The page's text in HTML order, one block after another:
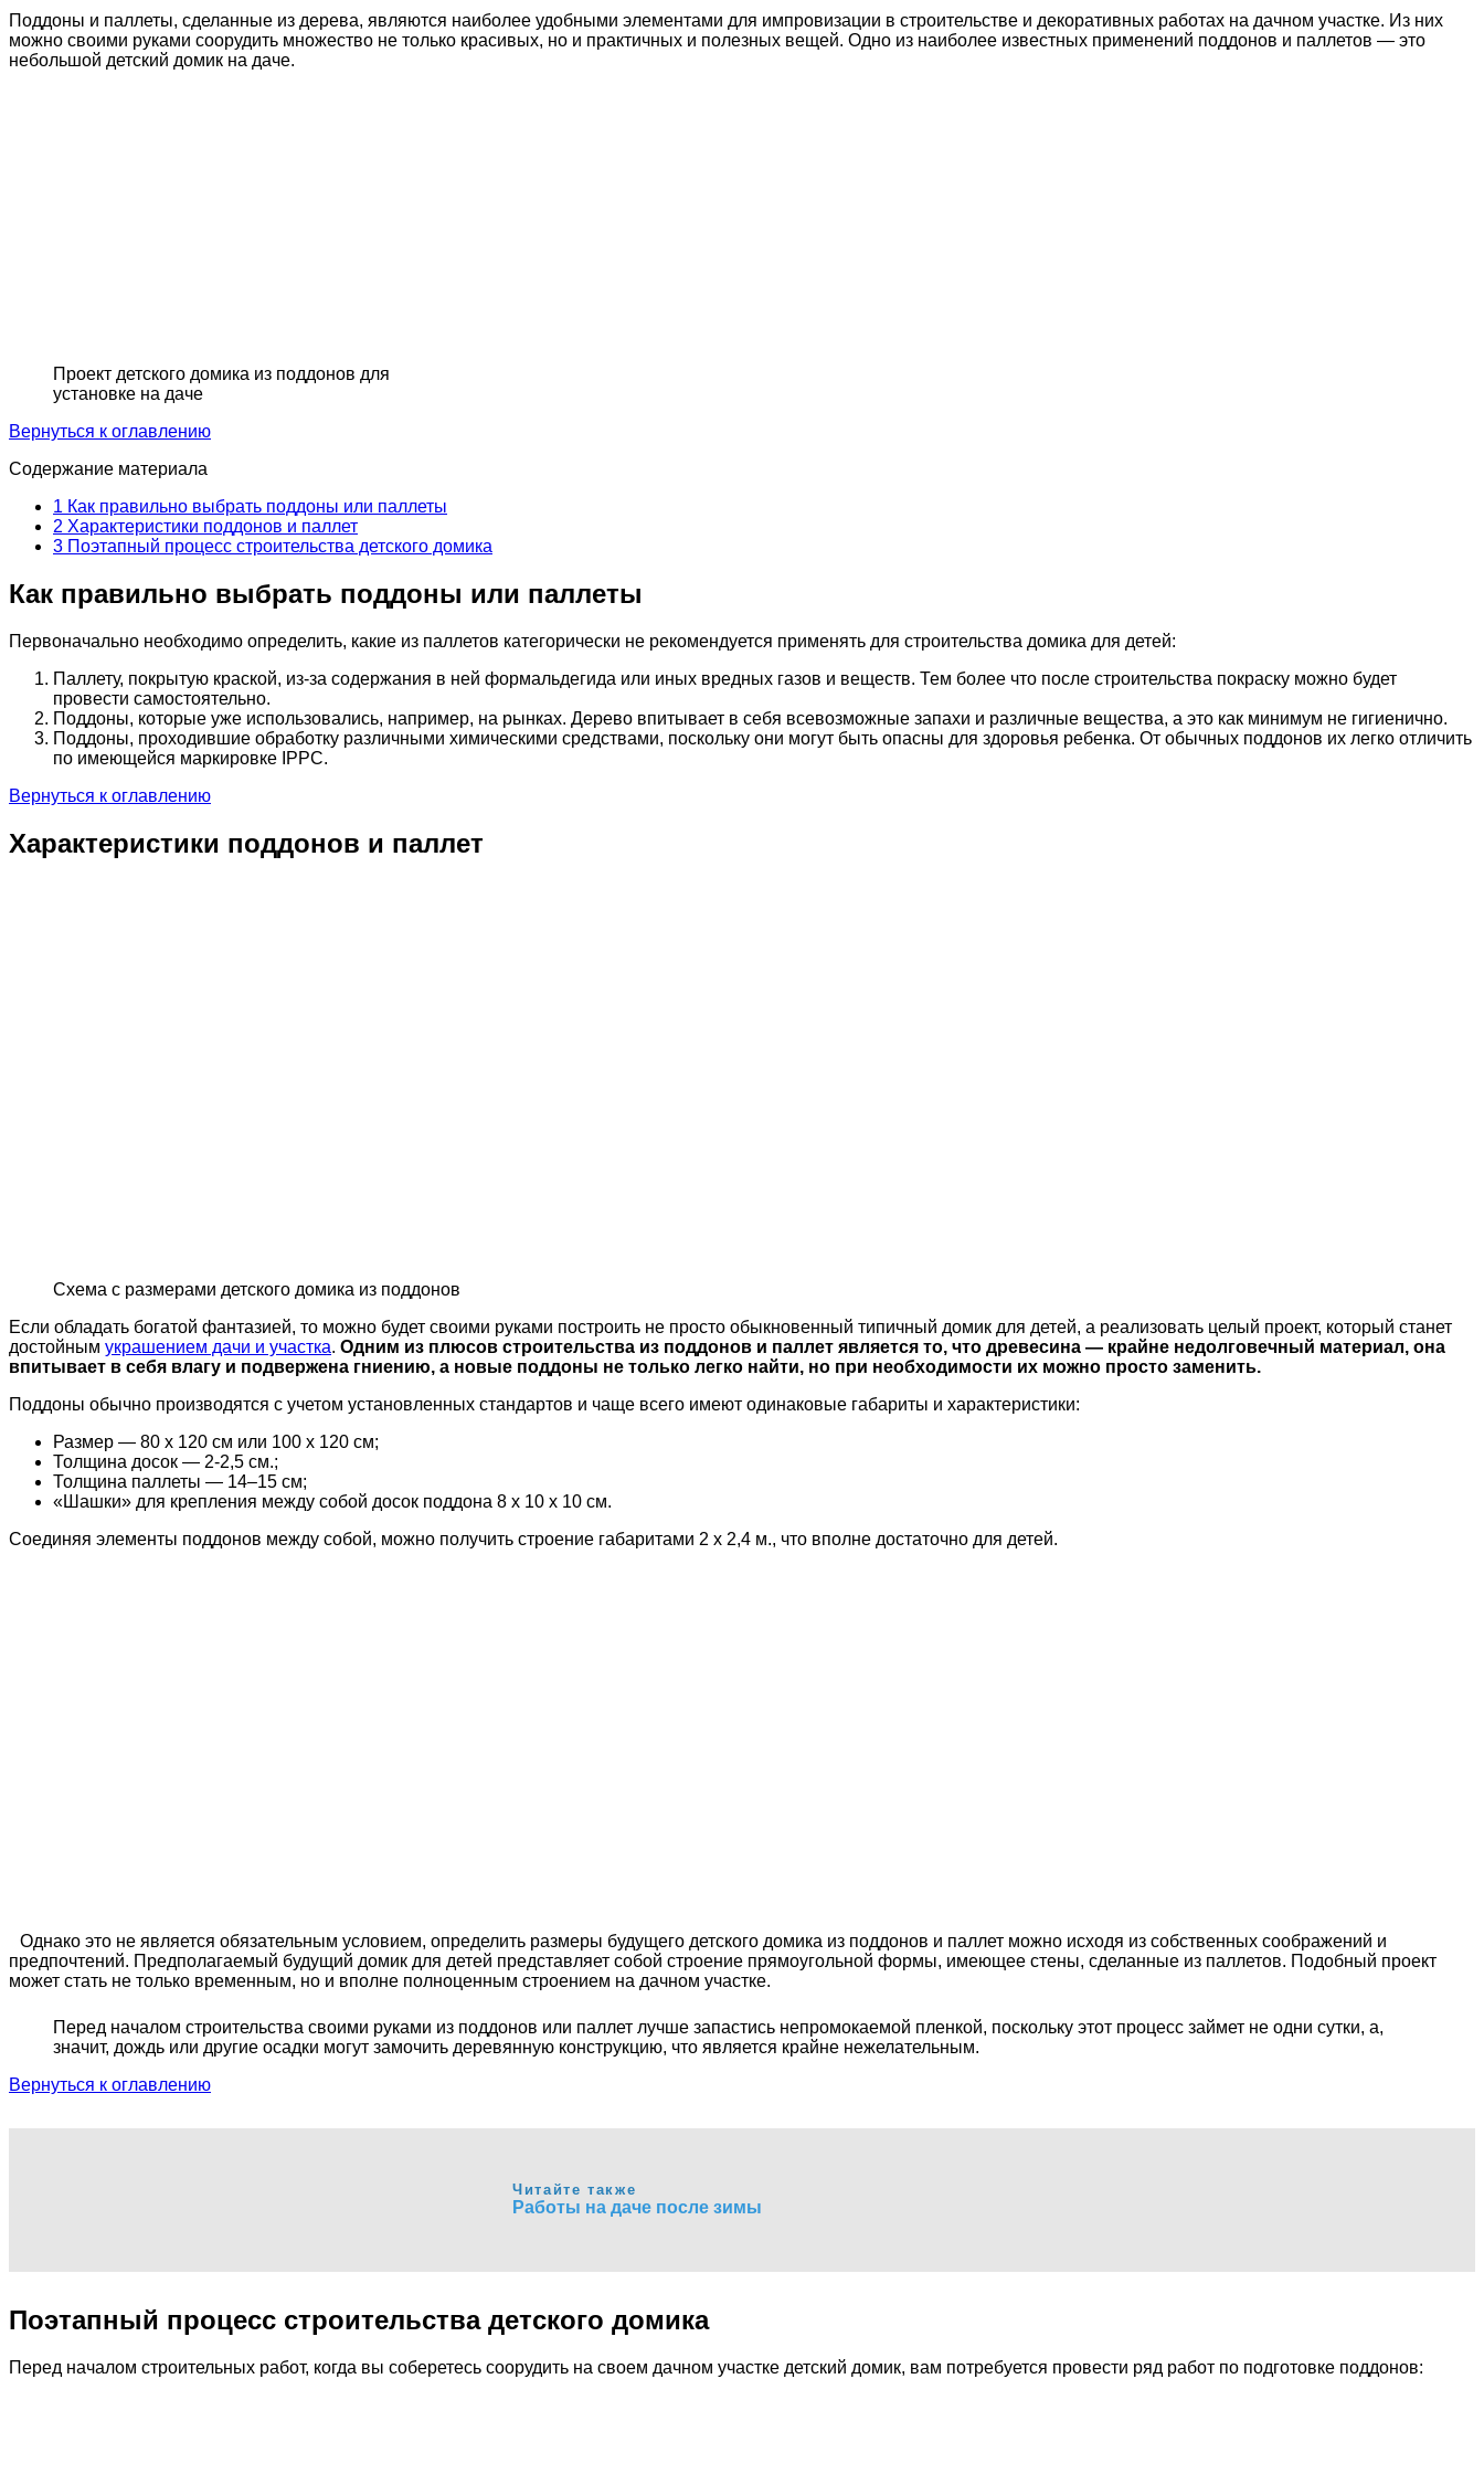
Поддоны и паллеты, сделанные из дерева, являются наиболее удобными элементами для импровизации в строительстве и декоративных работах на дачном участке. Из них
можно своими руками соорудить множество не только красивых, но и практичных и полезных вещей. Одно из наиболее известных применений поддонов и паллетов — это
небольшой детский домик на даче.
Проект детского домика из поддонов для
установке на даче
Вернуться к оглавлению
Содержание материала
1 Как правильно выбрать поддоны или паллеты
2 Характеристики поддонов и паллет
3 Поэтапный процесс строительства детского домика
Как правильно выбрать поддоны или паллеты
Первоначально необходимо определить, какие из паллетов категорически не рекомендуется применять для строительства домика для детей:
Паллету, покрытую краской, из-за содержания в ней формальдегида или иных вредных газов и веществ. Тем более что после строительства покраску можно будет
провести самостоятельно.
Поддоны, которые уже использовались, например, на рынках. Дерево впитывает в себя всевозможные запахи и различные вещества, а это как минимум не гигиенично.
Поддоны, проходившие обработку различными химическими средствами, поскольку они могут быть опасны для здоровья ребенка. От обычных поддонов их легко отличить
по имеющейся маркировке IPPC.
Вернуться к оглавлению
Характеристики поддонов и паллет
Схема с размерами детского домика из поддонов
Если обладать богатой фантазией, то можно будет своими руками построить не просто обыкновенный типичный домик для детей, а реализовать целый проект, который станет
достойным украшением дачи и участка. Одним из плюсов строительства из поддонов и паллет является то, что древесина — крайне недолговечный материал, она
впитывает в себя влагу и подвержена гниению, а новые поддоны не только легко найти, но при необходимости их можно просто заменить.
Поддоны обычно производятся с учетом установленных стандартов и чаще всего имеют одинаковые габариты и характеристики:
Размер — 80 х 120 см или 100 х 120 см;
Толщина досок — 2-2,5 см.;
Толщина паллеты — 14–15 см;
«Шашки» для крепления между собой досок поддона 8 х 10 х 10 см.
Соединяя элементы поддонов между собой, можно получить строение габаритами 2 х 2,4 м., что вполне достаточно для детей.
Однако это не является обязательным условием, определить размеры будущего детского домика из поддонов и паллет можно исходя из собственных соображений и
предпочтений. Предполагаемый будущий домик для детей представляет собой строение прямоугольной формы, имеющее стены, сделанные из паллетов. Подобный проект
может стать не только временным, но и вполне полноценным строением на дачном участке.
Перед началом строительства своими руками из поддонов или паллет лучше запастись непромокаемой пленкой, поскольку этот процесс займет не одни сутки, а,
значит, дождь или другие осадки могут замочить деревянную конструкцию, что является крайне нежелательным.
Вернуться к оглавлению
Читайте также
Работы на даче после зимы
Поэтапный процесс строительства детского домика
Перед началом строительных работ, когда вы соберетесь соорудить на своем дачном участке детский домик, вам потребуется провести ряд работ по подготовке поддонов: